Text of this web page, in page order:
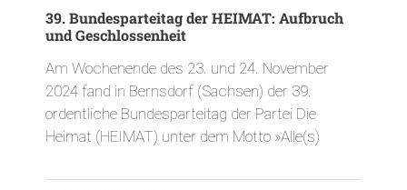
39. Bundesparteitag der HEIMAT: Aufbruch
und Geschlossenheit
Am Wochenende des 23. und 24. November
2024 fand in Bernsdorf (Sachsen) der 39.
ordentliche Bundesparteitag der Partei Die
Heimat (HEIMAT) unter dem Motto »Alle(s)